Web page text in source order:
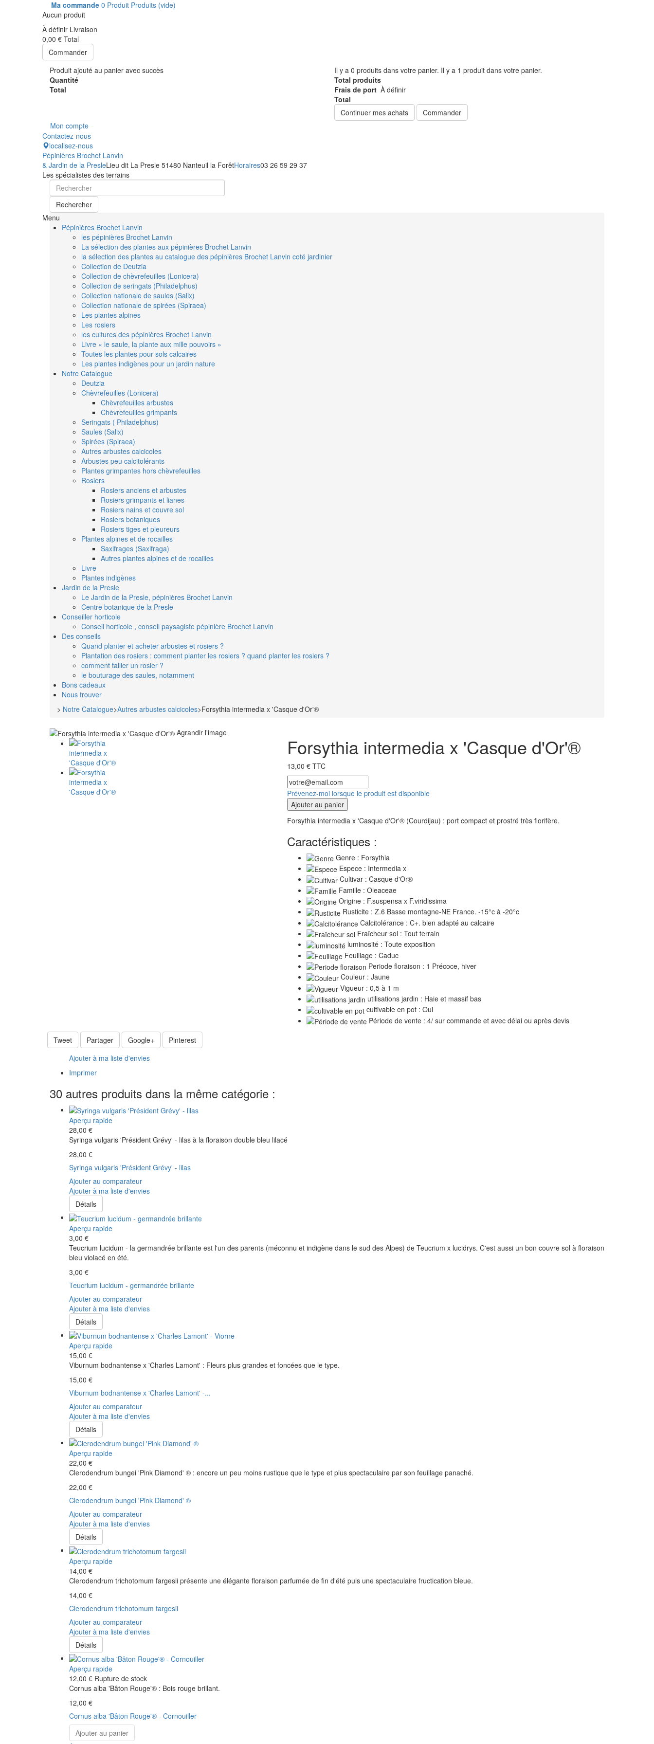
Ma commande 0 Produit Produits (vide)
Aucun produit
À définir Livraison
0,00 € Total
Commander
Produit ajouté au panier avec succès
Quantité
Total
Il y a 0 produits dans votre panier. Il y a 1 produit dans votre panier.
Total produits
Frais de port À définir
Total
Continuer mes achats
Commander
Mon compte
Contactez-nous
localisez-nous
Pépinières Brochet Lanvin
& Jardin de la PresleLieu dit La Presle 51480 Nanteuil la ForêtHoraires03 26 59 29 37
Les spécialistes des terrains
Rechercher
Menu
Pépinières Brochet Lanvin
les pépinières Brochet Lanvin
La sélection des plantes aux pépinières Brochet Lanvin
la sélection des plantes au catalogue des pépinières Brochet Lanvin coté jardinier
Collection de Deutzia
Collection de chèvrefeuilles (Lonicera)
Collection de seringats (Philadelphus)
Collection nationale de saules (Salix)
Collection nationale de spirées (Spiraea)
Les plantes alpines
Les rosiers
les cultures des pépinières Brochet Lanvin
Livre « le saule, la plante aux mille pouvoirs »
Toutes les plantes pour sols calcaires
Les plantes indigènes pour un jardin nature
Notre Catalogue
Deutzia
Chèvrefeuilles (Lonicera)
Chèvrefeuilles arbustes
Chèvrefeuilles grimpants
Seringats ( Philadelphus)
Saules (Salix)
Spirées (Spiraea)
Autres arbustes calcicoles
Arbustes peu calcitolérants
Plantes grimpantes hors chèvrefeuilles
Rosiers
Rosiers anciens et arbustes
Rosiers grimpants et lianes
Rosiers nains et couvre sol
Rosiers botaniques
Rosiers tiges et pleureurs
Plantes alpines et de rocailles
Saxifrages (Saxifraga)
Autres plantes alpines et de rocailles
Livre
Plantes indigènes
Jardin de la Presle
Le Jardin de la Presle, pépinières Brochet Lanvin
Centre botanique de la Presle
Conseiller horticole
Conseil horticole , conseil paysagiste pépinière Brochet Lanvin
Des conseils
Quand planter et acheter arbustes et rosiers ?
Plantation des rosiers : comment planter les rosiers ? quand planter les rosiers ?
comment tailler un rosier ?
le bouturage des saules, notamment
Bons cadeaux
Nous trouver
> Notre Catalogue>Autres arbustes calcicoles>Forsythia intermedia x 'Casque d'Or'®
Agrandir l'image
Forsythia intermedia x 'Casque d'Or'®
13,00 € TTC
Prévenez-moi lorsque le produit est disponible
Ajouter au panier
Forsythia intermedia x 'Casque d'Or'® (Courdijau) : port compact et prostré très florifère.
Caractéristiques :
Genre : Forsythia
Espece : Intermedia x
Cultivar : Casque d'Or®
Famille : Oleaceae
Origine : F.suspensa x F.viridissima
Rusticite : Z.6 Basse montagne-NE France. -15°c à -20°c
Calcitolérance : C+. bien adapté au calcaire
Fraîcheur sol : Tout terrain
luminosité : Toute exposition
Feuillage : Caduc
Periode floraison : 1 Précoce, hiver
Couleur : Jaune
Vigueur : 0,5 à 1 m
utilisations jardin : Haie et massif bas
cultivable en pot : Oui
Période de vente : 4/ sur commande et avec délai ou après devis
Tweet Partager Google+
Pinterest
Ajouter à ma liste d'envies
Imprimer
30 autres produits dans la même catégorie :
Aperçu rapide
28,00 €
Syringa vulgaris 'Président Grévy' - lilas à la floraison double bleu lilacé
28,00 €
Syringa vulgaris 'Président Grévy' - lilas
Ajouter au comparateur
Ajouter à ma liste d'envies
Détails
Aperçu rapide
3,00 €
Teucrium lucidum - la germandrée brillante est l'un des parents (méconnu et indigène dans le sud des Alpes) de Teucrium x lucidrys. C'est aussi un bon couvre sol à floraison
bleu violacé en été.
3,00 €
Teucrium lucidum - germandrée brillante
Ajouter au comparateur
Ajouter à ma liste d'envies
Détails
Aperçu rapide
15,00 €
Viburnum bodnantense x 'Charles Lamont' : Fleurs plus grandes et foncées que le type.
15,00 €
Viburnum bodnantense x 'Charles Lamont' -...
Ajouter au comparateur
Ajouter à ma liste d'envies
Détails
Aperçu rapide
22,00 €
Clerodendrum bungei 'Pink Diamond' ® : encore un peu moins rustique que le type et plus spectaculaire par son feuillage panaché.
22,00 €
Clerodendrum bungei 'Pink Diamond' ®
Ajouter au comparateur
Ajouter à ma liste d'envies
Détails
Aperçu rapide
14,00 €
Clerodendrum trichotomum fargesii présente une élégante floraison parfumée de fin d'été puis une spectaculaire fructication bleue.
14,00 €
Clerodendrum trichotomum fargesii
Ajouter au comparateur
Ajouter à ma liste d'envies
Détails
Aperçu rapide
12,00 € Rupture de stock
Cornus alba 'Bâton Rouge'® : Bois rouge brillant.
12,00 €
Cornus alba 'Bâton Rouge'® - Cornouiller
Ajouter au panier